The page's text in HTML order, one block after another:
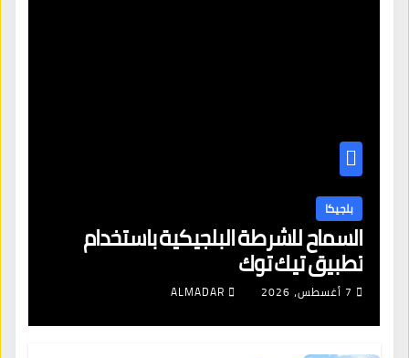
بلجيكا
السماح للشرطة البلجيكية باستخدام
تطبيق تيك توك
7 أغسطس، 2026 ALMADAR